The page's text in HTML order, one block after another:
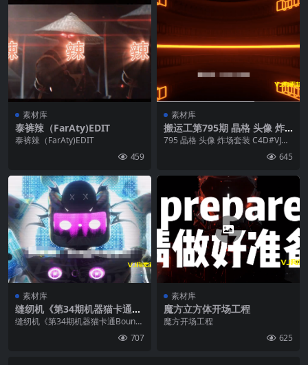
素材库
泰裤辣（FarAty)EDIT
泰裤辣（FarAty)EDIT
459
素材库
搬运工第795期 晶格 头像 炸
场套装 C4D#VJ素材 60个
795 晶格 头像 炸场套装 C4D#VJ素
645
素材库
缝纫机《第34期机器猫卡通Bo
unce》20个
缝纫机《第34期机器猫卡通Bounc
707
素材库
魔方立方体开场工程
魔方开场工程
625